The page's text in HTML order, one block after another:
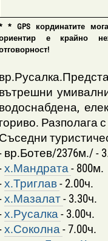
* GPS кординатите
е крайно
вътрешни
водоснабдена,
гориво. Разполага
Съседни
вр.Ботев/2376м./ -
х.Мандрата- 800м.
х.Триглав- 2.00ч.
х.Мазалат- 3.30ч.
х.Русалка- 3.00ч.
х.Соколна- 7.00ч.